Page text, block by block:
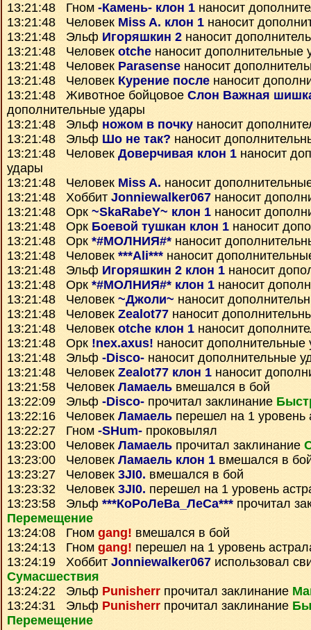
13:21:48 Гном -Камень- клон 1 наносит
13:21:48 Человек Miss A. клон 1 наносит
13:21:48 Эльф Игоряшкин 2 наносит
13:21:48 Человек otche наносит дополнительные
13:21:48 Человек Parasense наносит
13:21:48 Человек Курение после наносит
13:21:48 Животное бойцовое Слон Важная
дополнительные удары
13:21:48 Эльф ножом в почку наносит
13:21:48 Эльф Шо не так? наносит
13:21:48 Человек Доверчивая клон 1 наносит
удары
13:21:48 Человек Miss A. наносит
13:21:48 Хоббит Jonniewalker067 наносит
13:21:48 Орк ~SkaRabeY~ клон 1 наносит
13:21:48 Орк Боевой тушкан клон 1 наносит
13:21:48 Орк *#МОЛНИЯ#* наносит
13:21:48 Человек ***Ali*** наносит
13:21:48 Эльф Игоряшкин 2 клон 1 наносит
13:21:48 Орк *#МОЛНИЯ#* клон 1 наносит
13:21:48 Человек ~Джоли~ наносит
13:21:48 Человек Zealot77 наносит
13:21:48 Человек otche клон 1 наносит
13:21:48 Орк !nex.axus! наносит дополнительные
13:21:48 Эльф -Disco- наносит дополнительные
13:21:48 Человек Zealot77 клон 1 наносит
13:21:58 Человек Ламаель вмешался в бой
13:22:09 Эльф -Disco- прочитал заклинание
13:22:16 Человек Ламаель перешел на 1 уровень
13:22:27 Гном -SHum- проковылял
13:23:00 Человек Ламаель прочитал заклинание
13:23:00 Человек Ламаель клон 1 вмешался в
13:23:27 Человек 3JI0. вмешался в бой
13:23:32 Человек 3JI0. перешел на 1 уровень
13:23:58 Эльф ***КоРоЛеВа_ЛеСа*** прочитал
Перемещение
13:24:08 Гном gang! вмешался в бой
13:24:13 Гном gang! перешел на 1 уровень
13:24:19 Хоббит Jonniewalker067 использовал
Сумаcшествия
13:24:22 Эльф Punisherr прочитал заклинание
13:24:31 Эльф Punisherr прочитал заклинание
Перемещение